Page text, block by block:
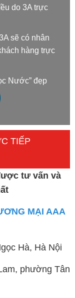
do 3A trực
sẽ có nhân
hàng trực
Nước” đẹp
TIẾP
tư vấn và
MẠI AAA
Hà, Hà Nội
phường Tân